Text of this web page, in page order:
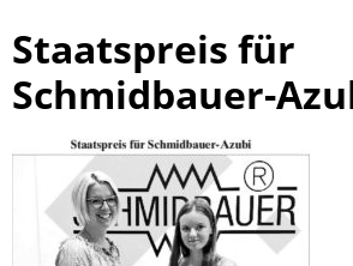
Staatspreis für
Schmidbauer-